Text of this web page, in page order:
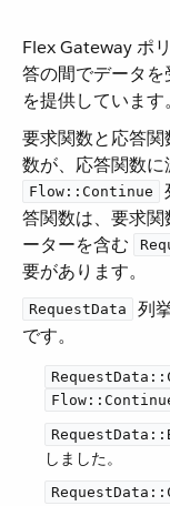
Flex Gateway ポ
答の間でデータを
を提供しています。
要求関数と応答
数が、応答関数に
Flow::Continue
答関数は、要求
ーターを含む ​
要があります。
RequestData
列
です。
しました。